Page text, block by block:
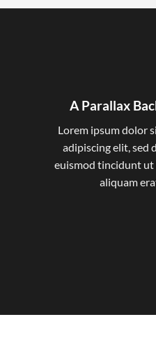
A Parallax
Lorem ipsum dolor
adipiscing elit, sed
euismod tincidunt ut
aliquam